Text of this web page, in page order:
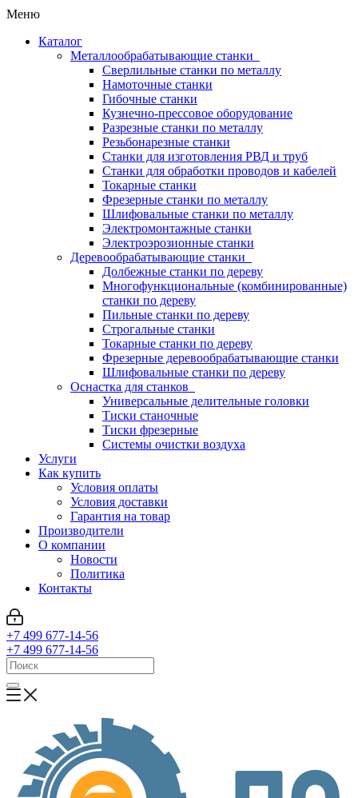
Меню
Каталог
Металлообрабатывающие станки
Сверлильные станки по металлу
Намоточные станки
Гибочные станки
Кузнечно-прессовое оборудование
Разрезные станки по металлу
Резьбонарезные станки
Станки для изготовления РВД и труб
Станки для обработки проводов и кабелей
Токарные станки
Фрезерные станки по металлу
Шлифовальные станки по металлу
Электромонтажные станки
Электроэрозионные станки
Деревообрабатывающие станки
Долбежные станки по дереву
Многофункциональные (комбинированные)
станки по дереву
Пильные станки по дереву
Строгальные станки
Токарные станки по дереву
Фрезерные деревообрабатывающие станки
Шлифовальные станки по дереву
Оснастка для станков
Универсальные делительные головки
Тиски станочные
Тиски фрезерные
Системы очистки воздуха
Услуги
Как купить
Условия оплаты
Условия доставки
Гарантия на товар
Производители
О компании
Новости
Политика
Контакты
+7 499 677-14-56
+7 499 677-14-56